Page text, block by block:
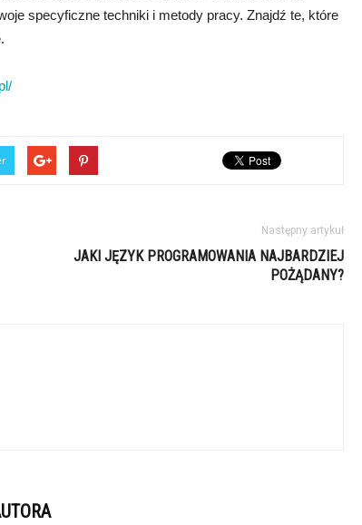
specyficzne techniki i metody pracy. Znajdź te, które
Następny artykuł
JAKI JĘZYK PROGRAMOWANIA NAJBARDZIEJ
POŻĄDANY?